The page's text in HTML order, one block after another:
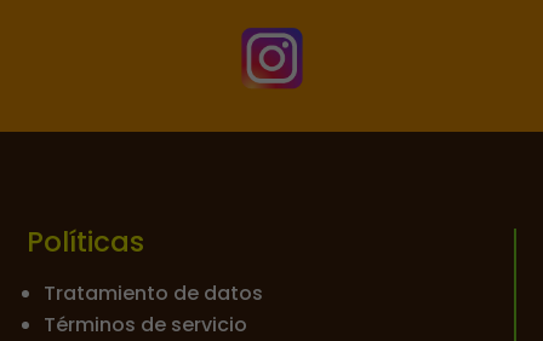

Políticas
Tratamiento de datos
Términos de servicio